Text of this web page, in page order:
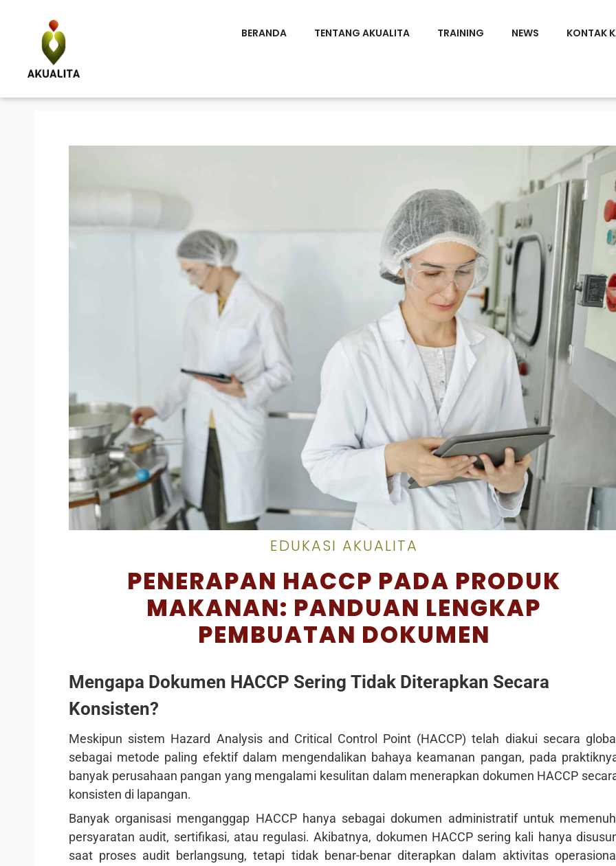
BERANDA TENTANG AKUALITA TRAINING NEWS KONTAK
EDUKASI AKUALITA
PENERAPAN HACCP PADA PRODUK
MAKANAN: PANDUAN LENGKAP
PEMBUATAN DOKUMEN
Mengapa Dokumen HACCP Sering Tidak Diterapkan Secara
Konsisten?
Meskipun sistem Hazard Analysis and Critical Control Point (HACCP) telah diakui secara global
sebagai metode paling efektif dalam mengendalikan bahaya keamanan pangan, pada
banyak perusahaan pangan yang mengalami kesulitan dalam menerapkan dokumen HACCP
konsisten di lapangan.
Banyak organisasi menganggap HACCP hanya sebagai dokumen administratif untuk
persyaratan audit, sertifikasi, atau regulasi. Akibatnya, dokumen HACCP sering kali hanya
saat proses audit berlangsung, tetapi tidak benar-benar diterapkan dalam aktivitas operasional